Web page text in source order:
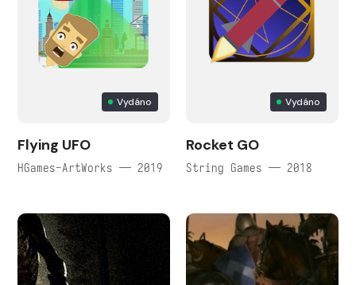
Vydáno
Flying UFO
HGames-ArtWorks — 2019
Vydáno
Rocket GO
String Games — 2018